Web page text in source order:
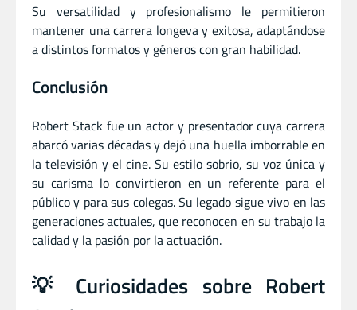
Su versatilidad y profesionalismo le permitieron
mantener una carrera longeva y exitosa, adaptándose
a distintos formatos y géneros con gran habilidad.
Conclusión
Robert Stack fue un actor y presentador cuya carrera
abarcó varias décadas y dejó una huella imborrable en
la televisión y el cine. Su estilo sobrio, su voz única y
su carisma lo convirtieron en un referente para el
público y para sus colegas. Su legado sigue vivo en las
generaciones actuales, que reconocen en su trabajo la
calidad y la pasión por la actuación.
💡 Curiosidades sobre Robert